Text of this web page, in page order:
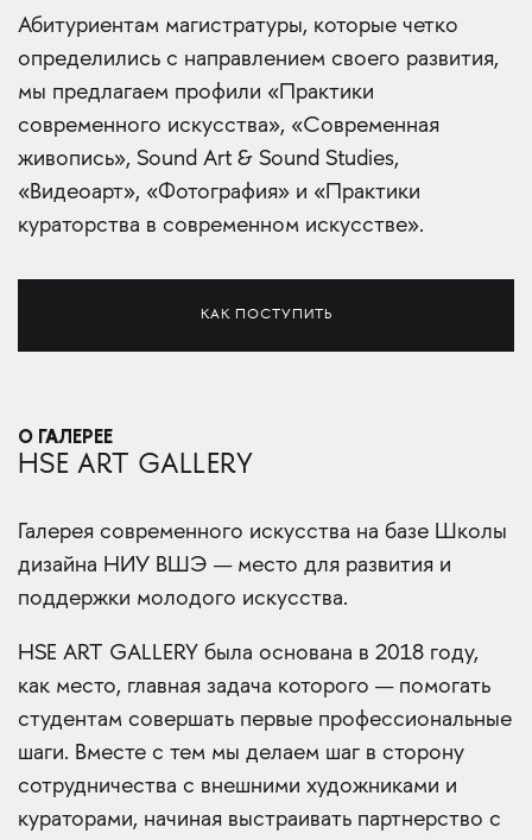
Абитуриентам магистратуры, которые четко
определились с направлением своего развития,
мы предлагаем профили «Практики
современного искусства», «Современная
живопись», Sound Art & Sound Studies,
«Видеоарт», «Фотография» и «Практики
кураторства в современном искусстве».
КАК ПОСТУПИТЬ
О ГАЛЕРЕЕ
HSE ART GALLERY
Галерея современного искусства на базе Школы
дизайна НИУ ВШЭ — место для развития и
поддержки молодого искусства.
HSE ART GALLERY была основана в 2018 году,
как место, главная задача которого — помогать
студентам совершать первые профессиональные
шаги. Вместе с тем мы делаем шаг в сторону
сотрудничества с внешними художниками и
кураторами, начиная выстраивать партнерство с